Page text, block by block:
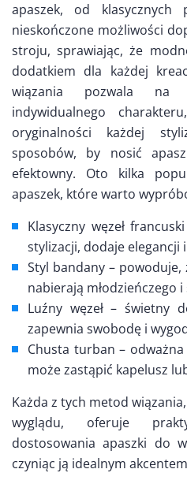
apaszek, od klasycznych
nieskończone możliwości
stroju, sprawiając, że
dodatkiem dla każdej
wiązania pozwala na
indywidualnego
oryginalności każdej
sposobów, by nosić
efektowny. Oto kilka
apaszek, które warto
Klasyczny węzeł
stylizacji, dodaje elegancji
Styl bandany –
nabierają młodzieńczego
Luźny węzeł – świetny
zapewnia swobodę i
Chusta turban –
może zastąpić kapelusz
Każda z tych metod
wyglądu, oferuje
dostosowania apaszki do
czyniąc ją idealnym